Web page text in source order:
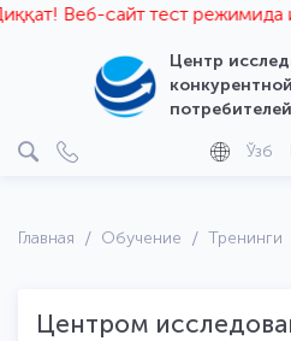
Веб-сайт тест режимида
Центр
потребителей
Ўзб
Главная Обучение Тренинги
Центром